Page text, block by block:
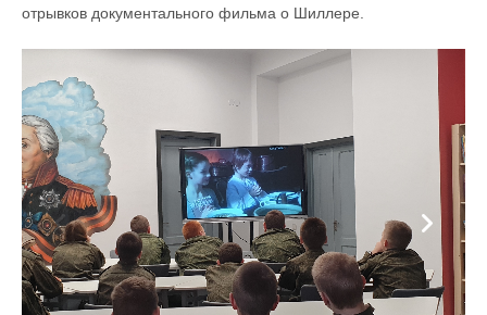
отрывков документального фильма о Шиллере.